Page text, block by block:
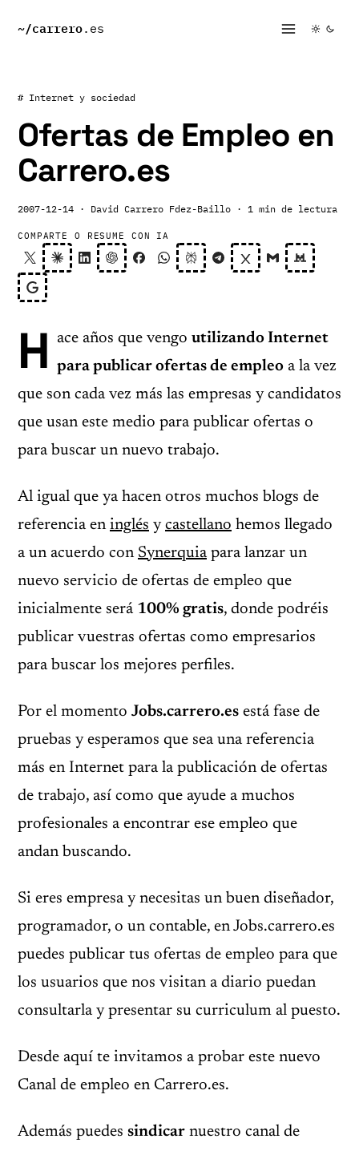
~/carrero.es
# Internet y sociedad
Ofertas de Empleo en
Carrero.es
2007-12-14 · David Carrero Fdez-Baillo · 1 min de lectura
COMPARTE O RESUME CON IA
H ace años que vengo utilizando Internet
para publicar ofertas de empleo a la vez
que son cada vez más las empresas y candidatos
que usan este medio para publicar ofertas o
para buscar un nuevo trabajo.
Al igual que ya hacen otros muchos blogs de
referencia en inglés y castellano hemos llegado
a un acuerdo con Synerquia para lanzar un
nuevo servicio de ofertas de empleo que
inicialmente será 100% gratis, donde podréis
publicar vuestras ofertas como empresarios
para buscar los mejores perfiles.
Por el momento Jobs.carrero.es está fase de
pruebas y esperamos que sea una referencia
más en Internet para la publicación de ofertas
de trabajo, así como que ayude a muchos
profesionales a encontrar ese empleo que
andan buscando.
Si eres empresa y necesitas un buen diseñador,
programador, o un contable, en Jobs.carrero.es
puedes publicar tus ofertas de empleo para que
los usuarios que nos visitan a diario puedan
consultarla y presentar su curriculum al puesto.
Desde aquí te invitamos a probar este nuevo
Canal de empleo en Carrero.es.
Además puedes sindicar nuestro canal de